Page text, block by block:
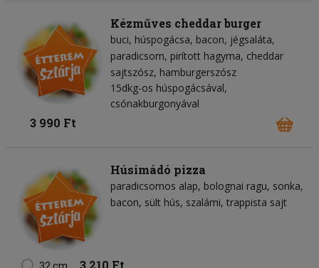
Kézműves cheddar burger
buci húspogácsa bacon jégsaláta
paradicsom pirított hagyma cheddar
sajtszósz hamburgerszósz
15dkg-os húspogácsával,
csónakburgonyával
3 990 Ft
Húsimádó pizza
paradicsomos alap bolognai ragu sonka
bacon sült hús szalámi trappista sajt
32 cm 3 210 Ft